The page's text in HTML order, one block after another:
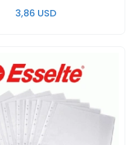
3,86 USD